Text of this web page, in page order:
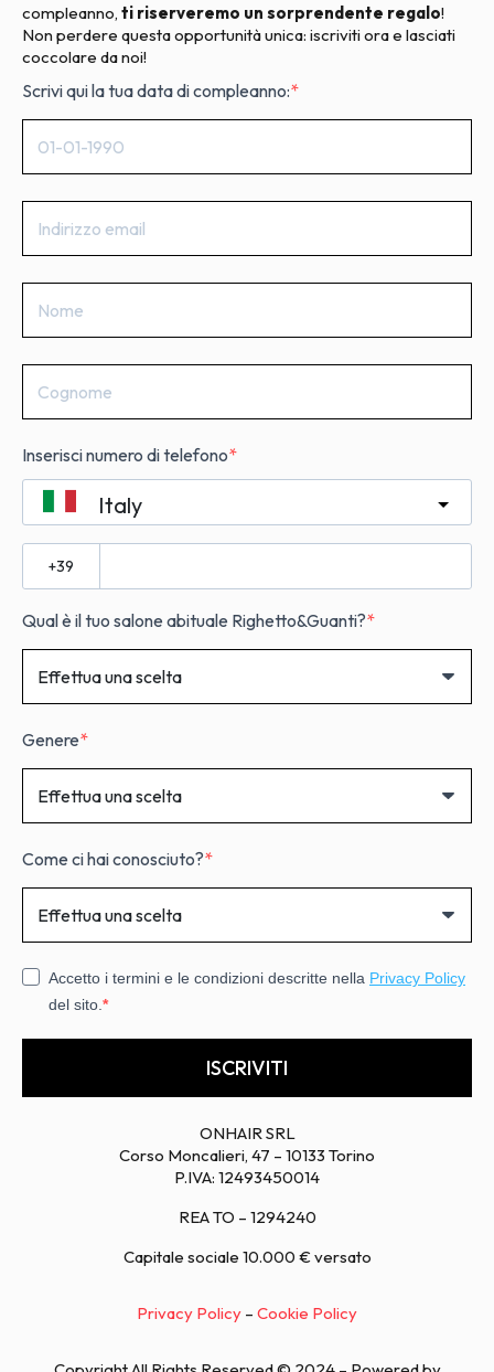
compleanno, ti riserveremo un sorprendente regalo!
Non perdere questa opportunità unica: iscriviti ora e lasciati
coccolare da noi!
Scrivi qui la tua data di compleanno:
Inserisci numero di telefono
Italy
Qual è il tuo salone abituale Righetto&Guanti?
Genere
Come ci hai conosciuto?
Accetto i termini e le condizioni descritte nella Privacy Policy
del sito.
ISCRIVITI
ONHAIR SRL
Corso Moncalieri, 47 – 10133 Torino
P.IVA: 12493450014
REA TO – 1294240
Capitale sociale 10.000 € versato
Privacy Policy – Cookie Policy